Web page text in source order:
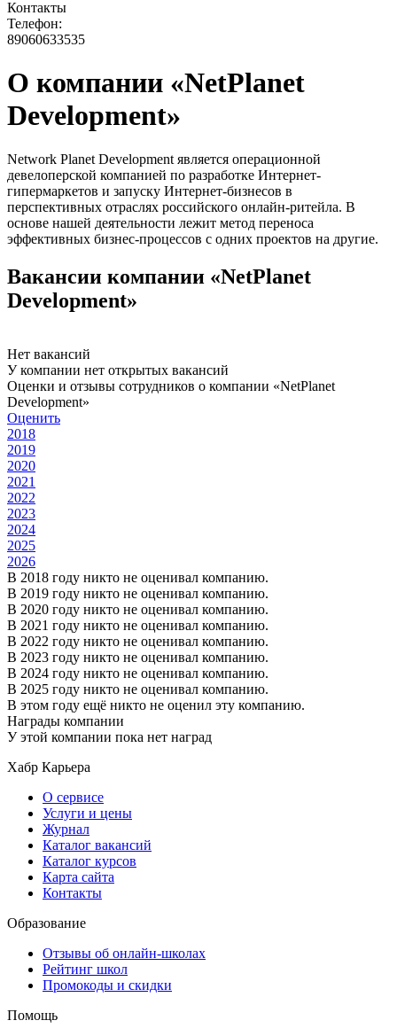
Контакты
Телефон:
89060633535
О компании «NetPlanet
Development»
Network Planet Development является операционной
девелоперской компанией по разработке Интернет-
гипермаркетов и запуску Интернет-бизнесов в
перспективных отраслях российского онлайн-ритейла. В
основе нашей деятельности лежит метод переноса
эффективных бизнес-процессов с одних проектов на другие.
Вакансии компании «NetPlanet
Development»
Нет вакансий
У компании нет открытых вакансий
Оценки и отзывы сотрудников о компании «NetPlanet
Development»
Оценить
2018
2019
2020
2021
2022
2023
2024
2025
2026
В 2018 году никто не оценивал компанию.
В 2019 году никто не оценивал компанию.
В 2020 году никто не оценивал компанию.
В 2021 году никто не оценивал компанию.
В 2022 году никто не оценивал компанию.
В 2023 году никто не оценивал компанию.
В 2024 году никто не оценивал компанию.
В 2025 году никто не оценивал компанию.
В этом году ещё никто не оценил эту компанию.
Награды компании
У этой компании пока нет наград
Хабр Карьера
О сервисе
Услуги и цены
Журнал
Каталог вакансий
Каталог курсов
Карта сайта
Контакты
Образование
Отзывы об онлайн-школах
Рейтинг школ
Промокоды и скидки
Помощь